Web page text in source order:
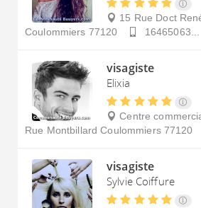
15 Rue Doct
Coulommiers 77120 16465063...
visagiste
Elixia
Centre
Rue Montbillard Coulommiers 77120
visagiste
Sylvie Coiffure